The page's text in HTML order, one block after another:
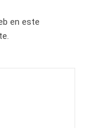
en este